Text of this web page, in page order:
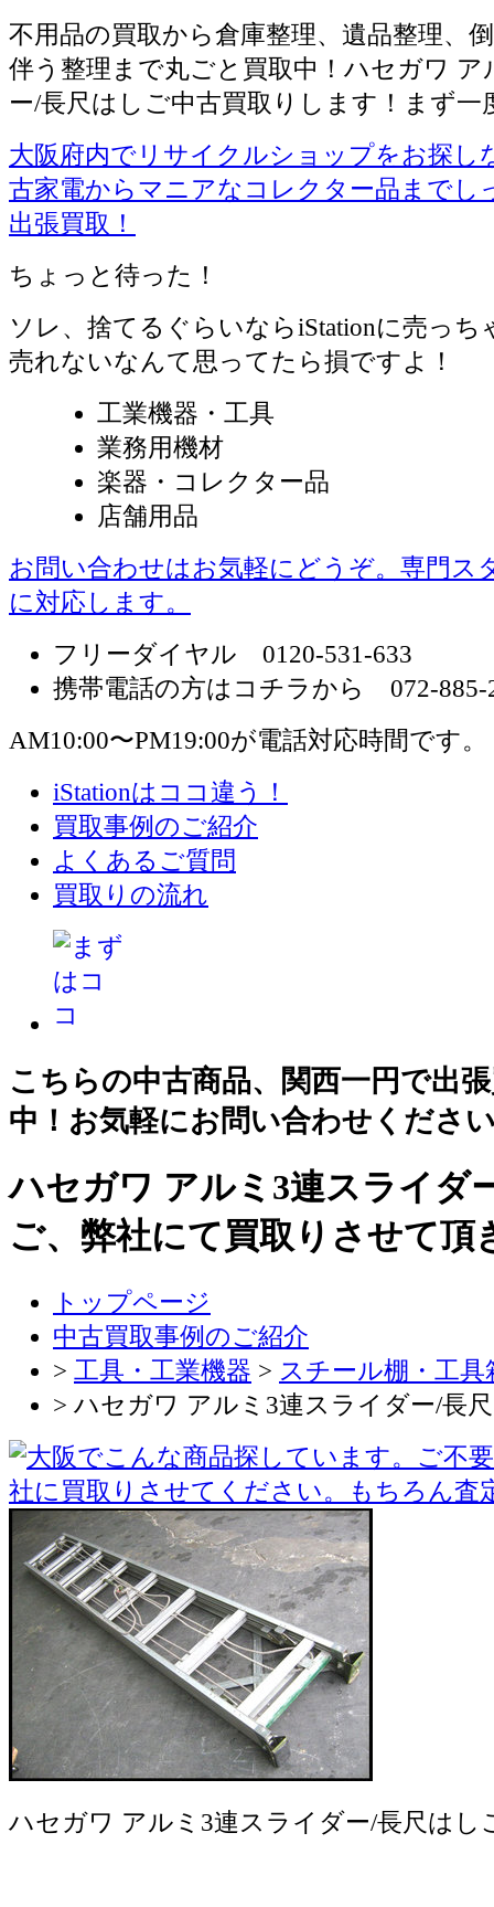
不用品の買取から倉庫整理、遺品整理、
伴う整理まで丸ごと買取中！ハセガワ ア
ー/長尺はしご中古買取りします！まず一
大阪府内でリサイクルショップをお探し
古家電からマニアなコレクター品までし
出張買取！
ちょっと待った！
ソレ、捨てるぐらいならiStationに売っち
売れないなんて思ってたら損ですよ！
工業機器・工具
業務用機材
楽器・コレクター品
店舗用品
お問い合わせはお気軽にどうぞ。専門ス
に対応します。
フリーダイヤル 0120-531-633
携帯電話の方はコチラから 072-885-
AM10:00〜PM19:00が電話対応時間です。
iStationはココ違う！
買取事例のご紹介
よくあるご質問
買取りの流れ
こちらの中古商品、関西一円で出
中！お気軽にお問い合わせくださ
ハセガワ アルミ3連スライダ
ご、弊社にて買取りさせて頂
トップページ
中古買取事例のご紹介
> 工具・工業機器 > スチール棚・工具
> ハセガワ アルミ3連スライダー/長
ハセガワ アルミ3連スライダー/長尺はし